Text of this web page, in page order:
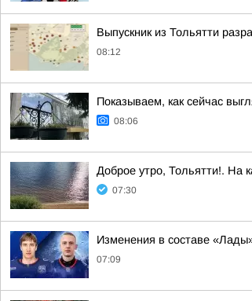
Выпускник из Тольятти
08:12
Показываем, как сейчас
08:06
Доброе утро, Тольятти!. На
07:30
Изменения в составе
07:09